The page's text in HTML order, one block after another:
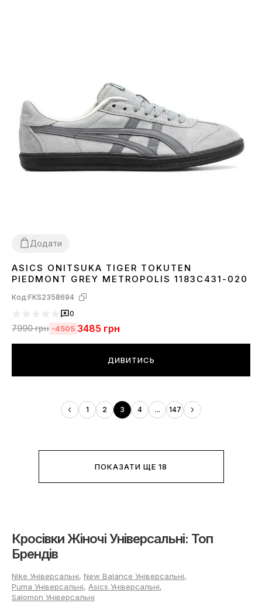
Додати
36 373839404142 4344 45
ASICS ONITSUKA TIGER TOKUTEN
PIEDMONT GREY METROPOLIS 1183C431-020
Код:FKS2358694
0
7990грн -4505 3485 грн
ДИВИТИСЬ
1 2 3 4 ... 147
ПОКАЗАТИ ЩЕ 18
Кросівки Жіночі Універсальні: Топ
Брендів
Nike Універсальні, New Balance Універсальні,
Puma Універсальні, Asics Універсальні,
Salomon Універсальні